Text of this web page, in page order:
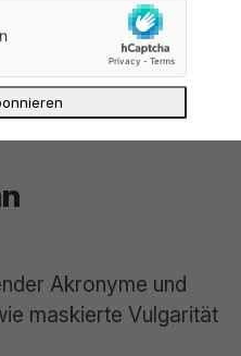
Akronyme und
maskierte Vulgarität